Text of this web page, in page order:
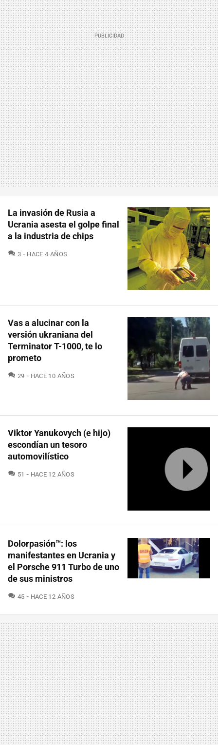
La invasión de Rusia a
Ucrania asesta el golpe final
a la industria de chips
3 COMENTARIOS
HACE 4 AÑOS
Vas a alucinar con la
versión ukraniana del
Terminator T-1000, te lo
prometo
29 COMENTARIOS
HACE 10 AÑOS
Viktor Yanukovych (e hijo)
escondían un tesoro
automovilístico
51 COMENTARIOS
HACE 12 AÑOS
Dolorpasión™: los
manifestantes en Ucrania y
el Porsche 911 Turbo de uno
de sus ministros
45 COMENTARIOS
HACE 12 AÑOS